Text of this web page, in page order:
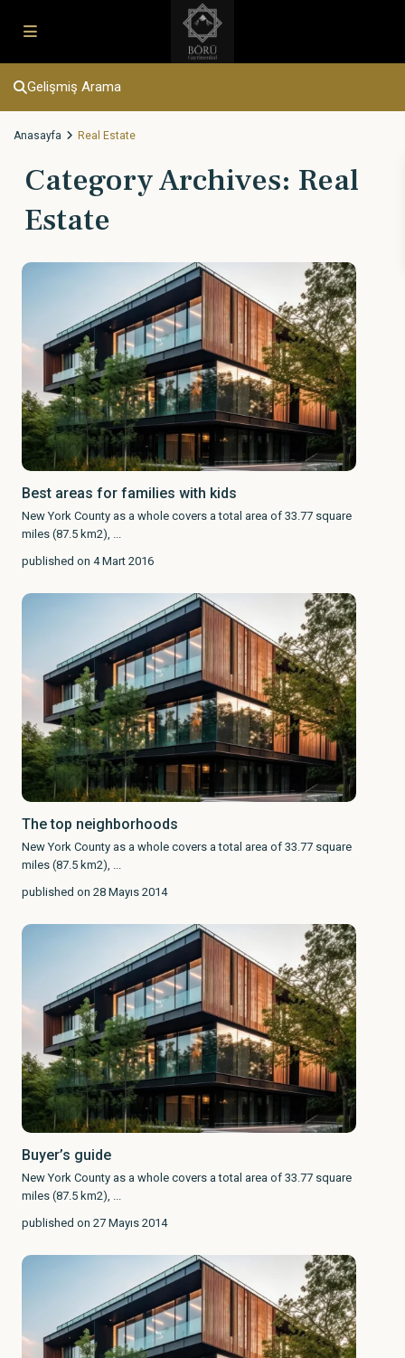
Gelişmiş Arama
Anasayfa Real Estate
Category Archives: Real
Estate
Best areas for families with kids
New York County as a whole covers a total area of 33.77 square
miles (87.5 km2), ...
published on 4 Mart 2016
The top neighborhoods
New York County as a whole covers a total area of 33.77 square
miles (87.5 km2), ...
published on 28 Mayıs 2014
Buyer’s guide
New York County as a whole covers a total area of 33.77 square
miles (87.5 km2), ...
published on 27 Mayıs 2014